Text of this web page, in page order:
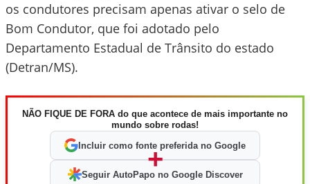
os condutores precisam apenas ativar o selo de
Bom Condutor, que foi adotado pelo
Departamento Estadual de Trânsito do estado
(Detran/MS).
NÃO FIQUE DE FORA do que acontece de mais importante no
mundo sobre rodas!
Incluir como fonte preferida no Google
+
Seguir AutoPapo no Google Discover